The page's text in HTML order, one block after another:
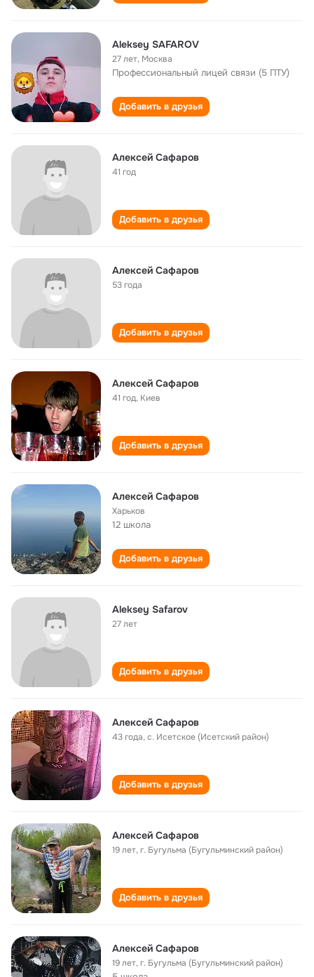
Aleksey SAFAROV
27 лет, Москва
Профессиональный лицей связи (5 ПТУ)
Добавить в друзья
Алексей Сафаров
41 год
Добавить в друзья
Алексей Сафаров
53 года
Добавить в друзья
Алексей Сафаров
41 год, Киев
Добавить в друзья
Алексей Сафаров
Харьков
12 школа
Добавить в друзья
Aleksey Safarov
27 лет
Добавить в друзья
Алексей Сафаров
43 года,с. Исетское (Исетский район)
Добавить в друзья
Алексей Сафаров
19 лет,г. Бугульма (Бугульминский район)
Добавить в друзья
Алексей Сафаров
19 лет,г. Бугульма (Бугульминский район)